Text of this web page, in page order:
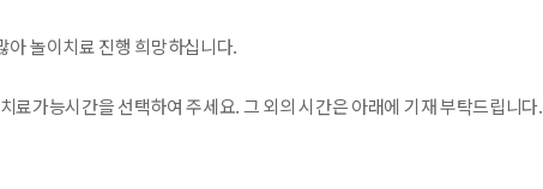
아 놀이치료 진행 희망하십니다.
료가능시간을 선택하여 주세요. 그 외의 시간은 아래에 기재 부탁드립니다.